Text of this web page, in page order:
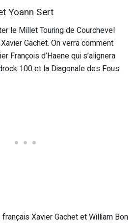
Yoann Sert
le Millet Touring de Courchevel
Gachet. On verra comment
François d’Haene qui s’alignera
100 et la Diagonale des Fous.
Xavier Gachet et William Bon